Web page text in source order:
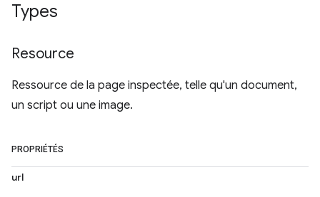
Types
Resource
Ressource de la page inspectée, telle qu'un document,
un script ou une image.
PROPRIÉTÉS
url